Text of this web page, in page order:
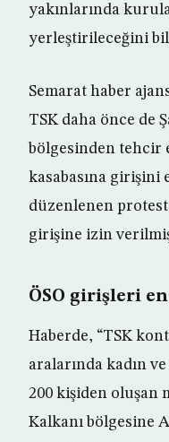
yakınlarında
yerleştirileceğini
Semarat haber
TSK daha önce de
bölgesinden tehcir
kasabasına girişini
düzenlenen
girişine izin
ÖSO girişleri
Haberde, “TSK
aralarında kadın
200 kişiden oluşan
Kalkanı bölgesine